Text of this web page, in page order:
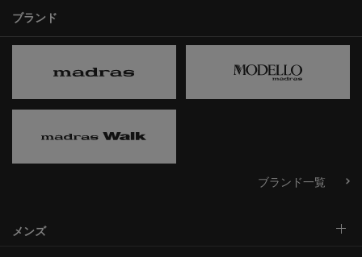
ブランド
ブランド一覧
メンズ